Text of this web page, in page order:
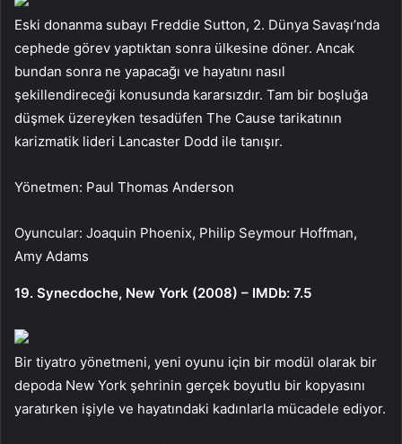
Eski donanma subayı Freddie Sutton, 2. Dünya Savaşı’nda
cephede görev yaptıktan sonra ülkesine döner. Ancak
bundan sonra ne yapacağı ve hayatını nasıl
şekillendireceği konusunda kararsızdır. Tam bir boşluğa
düşmek üzereyken tesadüfen The Cause tarikatının
karizmatik lideri Lancaster Dodd ile tanışır.
Yönetmen: Paul Thomas Anderson
Oyuncular: Joaquin Phoenix, Philip Seymour Hoffman,
Amy Adams
19. Synecdoche, New York (2008) – IMDb: 7.5
Bir tiyatro yönetmeni, yeni oyunu için bir modül olarak bir
depoda New York şehrinin gerçek boyutlu bir kopyasını
yaratırken işiyle ve hayatındaki kadınlarla mücadele ediyor.